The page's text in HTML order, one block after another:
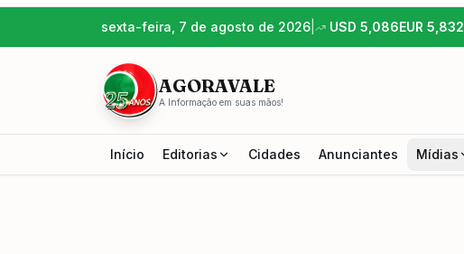
sexta-feira, 7 de agosto de 2026 USD 5,086EUR 5,832
AGORAVALE
A Informação em suas mãos!
Início Editorias Cidades Anunciantes Mídias